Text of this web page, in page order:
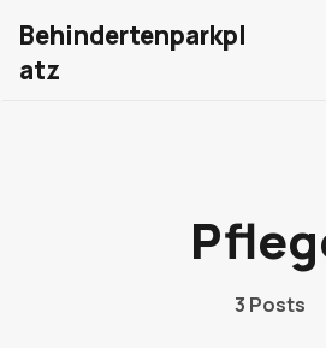
Über mich
Meine Firma
Behindertenparkpl
atz
3 Posts